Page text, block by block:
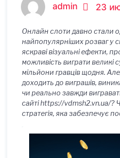
admin 23
Онлайн слоти давно стали
найпопулярніших розваг у
яскраві візуальні ефекти,
можливість виграти
мільйони гравців щодня.
доходить до виграшів,
чи реально завжди
сайті https://vdmsh2.vn.ua/?
стратегія, яка забезпечує